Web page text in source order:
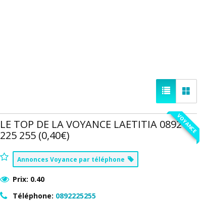
VOYANCE
LE TOP DE LA VOYANCE LAETITIA 0892
225 255 (0,40€)
Annonces Voyance par téléphone
Prix: 0.40
Téléphone: 0892225255